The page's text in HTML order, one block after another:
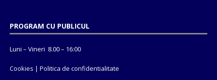
PROGRAM CU PUBLICUL
Luni – Vineri 8.00 – 16:00
Cookies | Politica de confidentialitate